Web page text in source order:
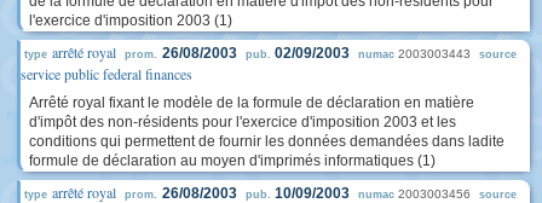
l'exercice d'imposition 2003 (1)
type arrêté royal prom. 26/08/2003 pub. 02/09/2003 numac 2003003443 source
service public federal finances
Arrêté royal fixant le modèle de la formule de déclaration en matière
d'impôt des non-résidents pour l'exercice d'imposition 2003 et les
conditions qui permettent de fournir les données demandées dans ladite
formule de déclaration au moyen d'imprimés informatiques (1)
type arrêté royal prom. 26/08/2003 pub. 10/09/2003 numac 2003003456 source